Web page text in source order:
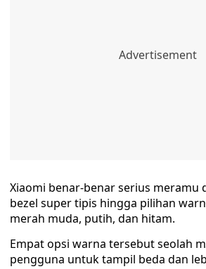
Xiaomi benar-benar serius meramu
bezel super tipis hingga pilihan
merah muda, putih, dan hitam.
Empat opsi warna tersebut seolah
pengguna untuk tampil beda dan